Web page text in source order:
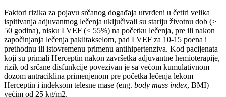
Faktori rizika za pojavu srčanog događaja utvrđeni u četiri velika
ispitivanja adjuvantnog lečenja uključivali su stariju životnu dob (>
50 godina), nisku LVEF (< 55%) na početku lečenja, pre ili nakon
započinjanja lečenja paklitakselom, pad LVEF za 10-15 poena i
prethodnu ili istovremenu primenu antihipertenziva. Kod pacijenata
koji su primali Herceptin nakon završetka adjuvantne hemioterapije,
rizik od srčane disfunkcije povezivan je sa većom kumulativnom
dozom antraciklina primenjenom pre početka lečenja lekom
Herceptin i indeksom telesne mase (eng. body mass index, BMI)
većim od 25 kg/m2.